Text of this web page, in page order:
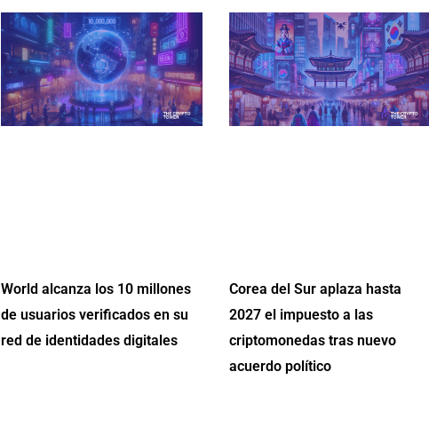
World alcanza los 10 millones
de usuarios verificados en su
red de identidades digitales
Corea del Sur aplaza hasta
2027 el impuesto a las
criptomonedas tras nuevo
acuerdo político